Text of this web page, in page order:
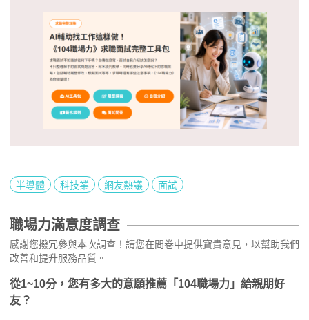
半導體 科技業 網友熱議 面試
職場力滿意度調查
感謝您撥冗參與本次調查！請您在問卷中提供寶貴意見，以幫助我們
改善和提升服務品質。
從1~10分，您有多大的意願推薦「104職場力」給親朋好
友？